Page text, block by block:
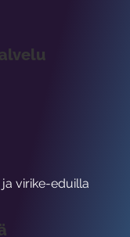
virike-eduilla